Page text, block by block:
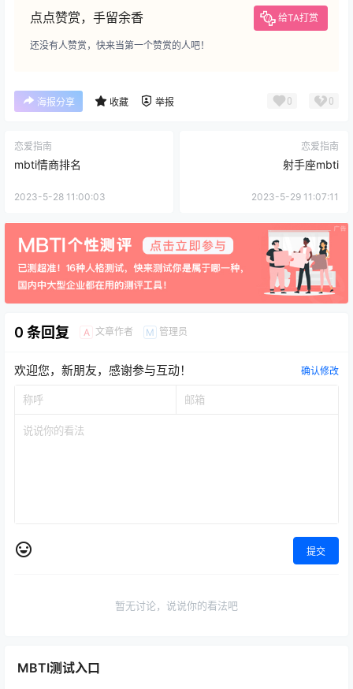
点点赞赏，手留余香 给TA打赏
还没有人赞赏，快来当第一个赞赏的人吧！
海报分享 收藏 举报 0 0
恋爱指南
mbti情商排名
2023-5-28 11:00:03
恋爱指南
射手座mbti
2023-5-29 11:07:11
0 条回复 A 文章作者 M 管理员
欢迎您，新朋友，感谢参与互动！ 确认修改
提交
暂无讨论，说说你的看法吧
MBTI测试入口